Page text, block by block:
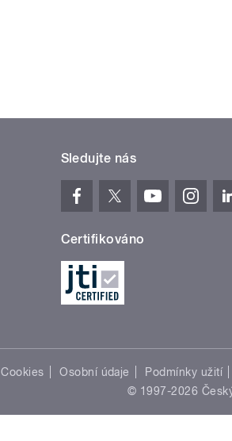
Sledujte nás
Certifikováno
Cookies Osobní údaje Podmínky užití
© 1997-2026